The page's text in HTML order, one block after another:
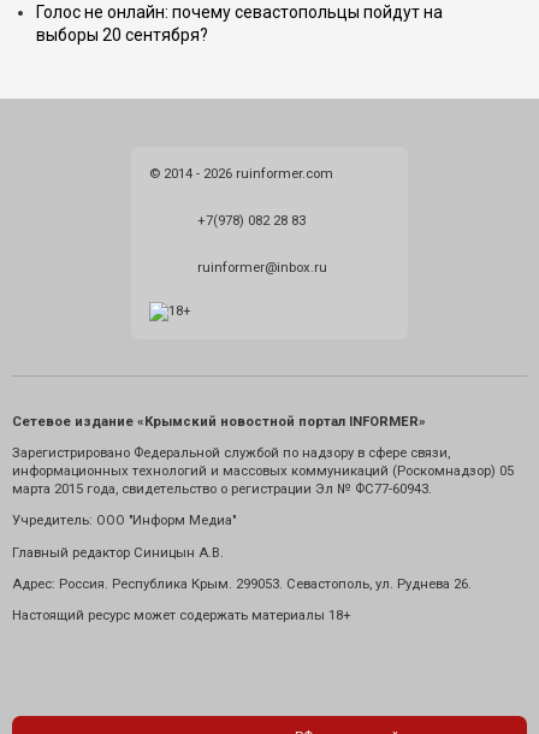
Голос не онлайн: почему севастопольцы пойдут на
выборы 20 сентября?
© 2014 - 2026 ruinformer.com
+7(978) 082 28 83
ruinformer@inbox.ru
Сетевое издание «Крымский новостной портал INFORMER»
Зарегистрировано Федеральной службой по надзору в сфере связи,
информационных технологий и массовых коммуникаций (Роскомнадзор) 05
марта 2015 года, свидетельство о регистрации Эл № ФС77-60943.
Учредитель: ООО "Информ Медиа"
Главный редактор Синицын А.В.
Адрес: Россия. Республика Крым. 299053. Севастополь, ул. Руднева 26.
Настоящий ресурс может содержать материалы 18+